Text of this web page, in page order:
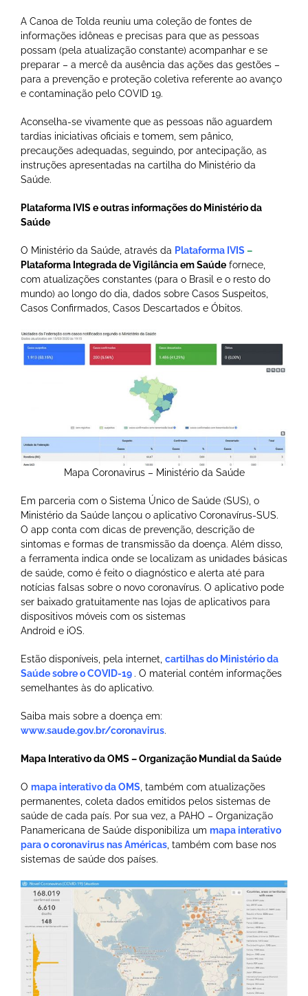
A Canoa de Tolda reuniu uma coleção de fontes de
informações idôneas e precisas para que as pessoas
possam (pela atualização constante) acompanhar e se
preparar – a mercê da ausência das ações das gestões –
para a prevenção e proteção coletiva referente ao avanço
e contaminação pelo COVID 19.
Aconselha-se vivamente que as pessoas não aguardem
tardias iniciativas oficiais e tomem, sem pânico,
precauções adequadas, seguindo, por antecipação, as
instruções apresentadas na cartilha do Ministério da
Saúde.
Plataforma IVIS e outras informações do Ministério da
Saúde
O Ministério da Saúde, através da Plataforma IVIS–
Plataforma Integrada de Vigilância em Saúde fornece,
com atualizações constantes (para o Brasil e o resto do
mundo) ao longo do dia, dados sobre Casos Suspeitos,
Casos Confirmados, Casos Descartados e Óbitos.
Mapa Coronavirus – Ministério da Saúde
Em parceria com o Sistema Único de Saúde (SUS), o
Ministério da Saúde lançou o aplicativo Coronavírus-SUS.
O app conta com dicas de prevenção, descrição de
sintomas e formas de transmissão da doença. Além disso,
a ferramenta indica onde se localizam as unidades básicas
de saúde, como é feito o diagnóstico e alerta até para
notícias falsas sobre o novo coronavírus. O aplicativo pode
ser baixado gratuitamente nas lojas de aplicativos para
dispositivos móveis com os sistemas
Android e iOS.
Estão disponíveis, pela internet, cartilhas do Ministério da
Saúde sobre o COVID-19 . O material contém informações
semelhantes às do aplicativo.
Saiba mais sobre a doença em:
www.saude.gov.br/coronavirus.
Mapa Interativo da OMS – Organização Mundial da Saúde
O mapa interativo da OMS, também com atualizações
permanentes, coleta dados emitidos pelos sistemas de
saúde de cada país. Por sua vez, a PAHO – Organização
Panamericana de Saúde disponibiliza um mapa interativo
para o coronavirus nas Américas, também com base nos
sistemas de saúde dos países.